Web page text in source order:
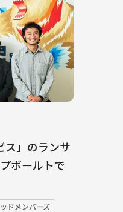
ス」のランサ
ボールトで
ドメンバーズ